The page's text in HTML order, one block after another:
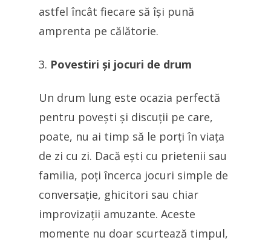
astfel încât fiecare să își pună
amprenta pe călătorie.
Povestiri și jocuri de drum
Un drum lung este ocazia perfectă
pentru povești și discuții pe care,
poate, nu ai timp să le porți în viața
de zi cu zi. Dacă ești cu prietenii sau
familia, poți încerca jocuri simple de
conversație, ghicitori sau chiar
improvizații amuzante. Aceste
momente nu doar scurtează timpul,